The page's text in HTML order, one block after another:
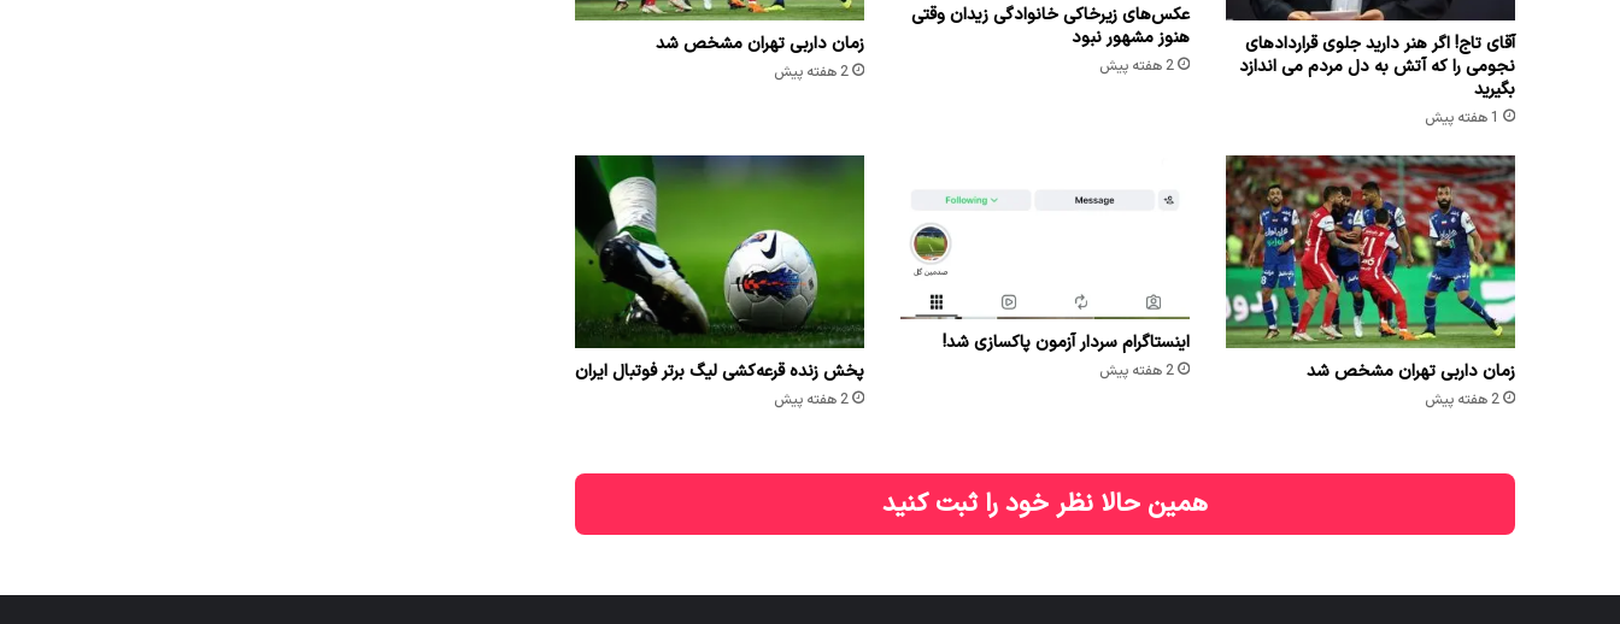
آقای تاج! اگر هنر دارید جلوی قراردادهای
نجومی را که آتش به دل مردم می اندازد
بگیرید
1 هفته پیش
عکس‌های زیرخاکی خانوادگی زیدان وقتی
هنوز مشهور نبود
2 هفته پیش
زمان داربی تهران مشخص شد
2 هفته پیش
زمان داربی تهران مشخص شد
2 هفته پیش
اینستاگرام سردار آزمون پاکسازی شد!
2 هفته پیش پخش زنده قرعه‌کشی لیگ برتر فوتبال ایران
2 هفته پیش
همین حالا نظر خود را ثبت کنید